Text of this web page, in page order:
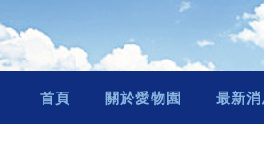
首頁 關於愛物園 最新